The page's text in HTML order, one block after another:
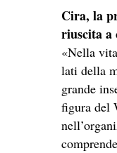
Cira, la
riuscita a
«Nella
lati della
grande
figura del